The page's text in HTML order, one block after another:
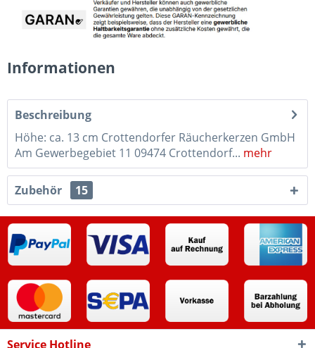
Informationen
Beschreibung
Höhe: ca. 13 cm Crottendorfer Räucherkerzen GmbH
Am Gewerbegebiet 11 09474 Crottendorf... mehr
Zubehör 15
Service Hotline